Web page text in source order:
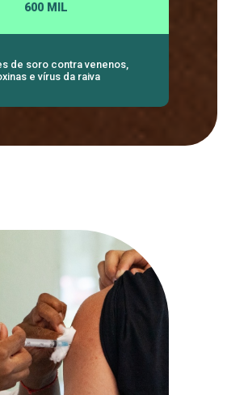
600 MIL
de soro contra venenos,
e vírus da raiva